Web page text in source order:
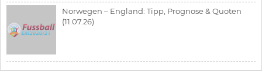
Norwegen – England: Tipp, Prognose & Quoten
(11.07.26)